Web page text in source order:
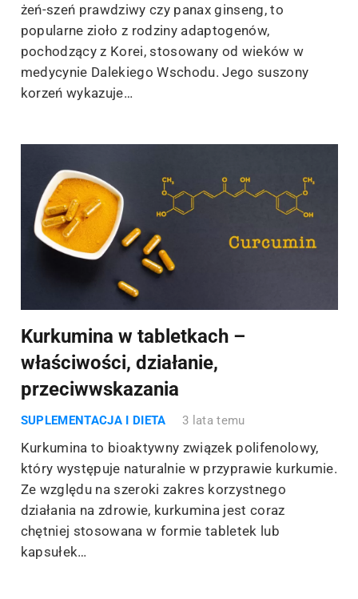
żeń-szeń prawdziwy czy panax ginseng, to
popularne zioło z rodziny adaptogenów,
pochodzący z Korei, stosowany od wieków w
medycynie Dalekiego Wschodu. Jego suszony
korzeń wykazuje…
Kurkumina w tabletkach –
właściwości, działanie,
przeciwwskazania
SUPLEMENTACJA I DIETA 3 lata temu
Kurkumina to bioaktywny związek polifenolowy,
który występuje naturalnie w przyprawie kurkumie.
Ze względu na szeroki zakres korzystnego
działania na zdrowie, kurkumina jest coraz
chętniej stosowana w formie tabletek lub
kapsułek…